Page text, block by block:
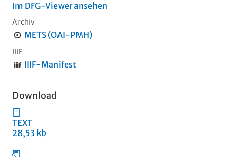
Im DFG-Viewer ansehen
Archiv
METS (OAI-PMH)
IIIF
IIIF-Manifest
Download
TEXT
28,53 kb